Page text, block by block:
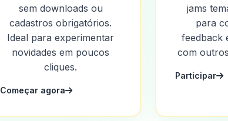
sem downloads ou
cadastros obrigatórios.
Ideal para experimentar
novidades em poucos
cliques.
Começar agora
jams
para
feedback
com
Participar